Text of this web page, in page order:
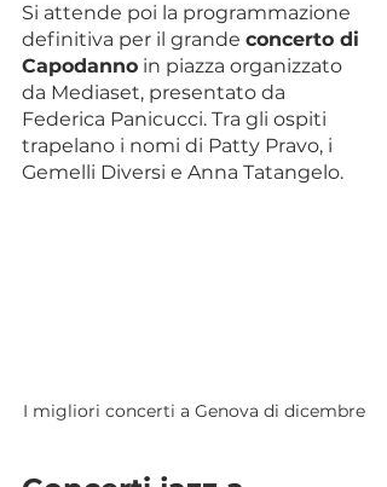
Si attende poi la programmazione
definitiva per il grande concerto di
Capodanno in piazza organizzato
da Mediaset, presentato da
Federica Panicucci. Tra gli ospiti
trapelano i nomi di Patty Pravo, i
Gemelli Diversi e Anna Tatangelo.
I migliori concerti a Genova di dicembre